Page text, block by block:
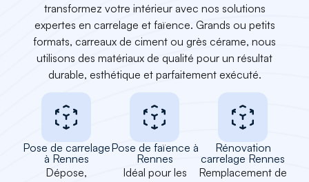
transformez votre intérieur avec nos solutions
expertes en carrelage et faïence. Grands ou petits
formats, carreaux de ciment ou grès cérame, nous
utilisons des matériaux de qualité pour un résultat
durable, esthétique et parfaitement exécuté.
Pose de carrelage
à Rennes
Dépose,
Pose de faïence à
Rennes
Idéal pour les
Rénovation
carrelage Rennes
Remplacement de